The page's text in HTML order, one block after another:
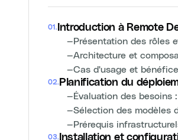
01 . Introduction à Remote
—Présentation des rôles
—Architecture et
—Cas d'usage et
02. Planification du
—Évaluation des besoins
—Sélection des modèles
—Prérequis
03. Installation et